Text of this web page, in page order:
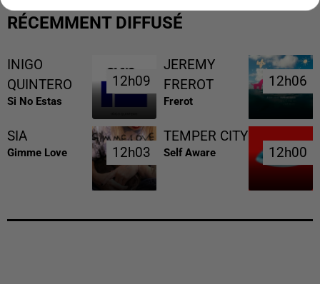
RÉCEMMENT DIFFUSÉ
INIGO
QUINTERO
Si No Estas
12h09
12h09
JEREMY
FREROT
Frerot
12h06
12h06
SIA
Gimme Love 12h03
12h03
TEMPER CITY
Self Aware 12h00
12h00